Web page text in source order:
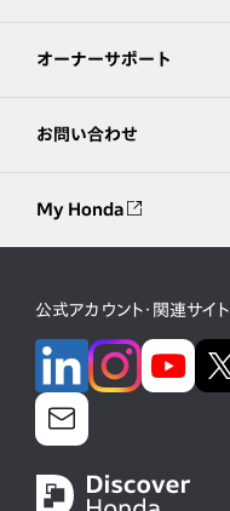
オーナーサポート
お問い合わせ
My Honda
公式アカウント・関連サイト